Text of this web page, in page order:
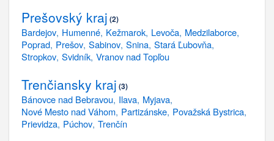
Prešovský kraj 2
Bardejov Humenné Kežmarok Levoča Medzilaborce
Poprad Prešov Sabinov Snina Stará Ľubovňa
Stropkov Svidník Vranov nad Topľou
Trenčiansky kraj 3
Bánovce nad Bebravou Ilava Myjava
Nové Mesto nad Váhom Partizánske Považská Bystrica
Prievidza Púchov Trenčín